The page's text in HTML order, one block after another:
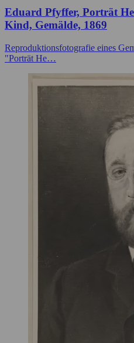
Eduard Pfyffer, Porträt
Kind, Gemälde, 1869
Reproduktionsfotografie eines
"Porträt He…